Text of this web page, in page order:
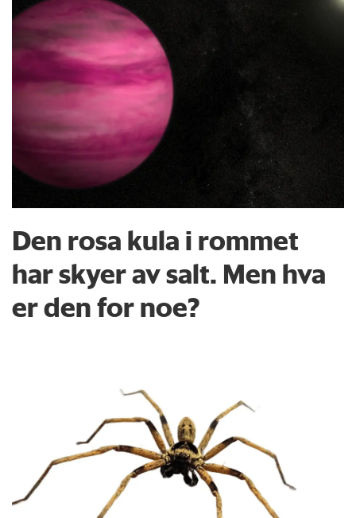
Den rosa kula i rommet
har skyer av salt. Men hva
er den for noe?